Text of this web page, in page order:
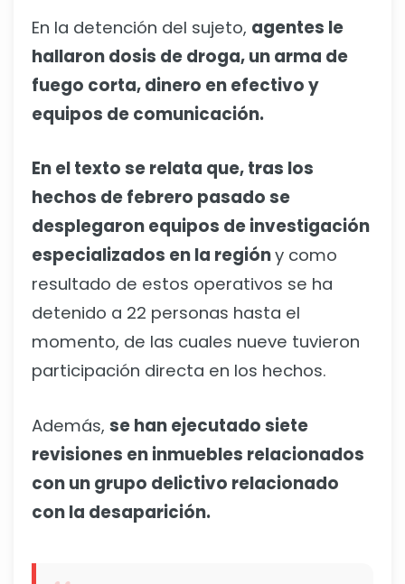
En la detención del sujeto, agentes le
hallaron dosis de droga, un arma de
fuego corta, dinero en efectivo y
equipos de comunicación.
En el texto se relata que, tras los
hechos de febrero pasado se
desplegaron equipos de investigación
especializados en la regióny como
resultado de estos operativos se ha
detenido a 22 personas hasta el
momento, de las cuales nueve tuvieron
participación directa en los hechos.
Además, se han ejecutado siete
revisiones en inmuebles relacionados
con un grupo delictivo relacionado
con la desaparición.